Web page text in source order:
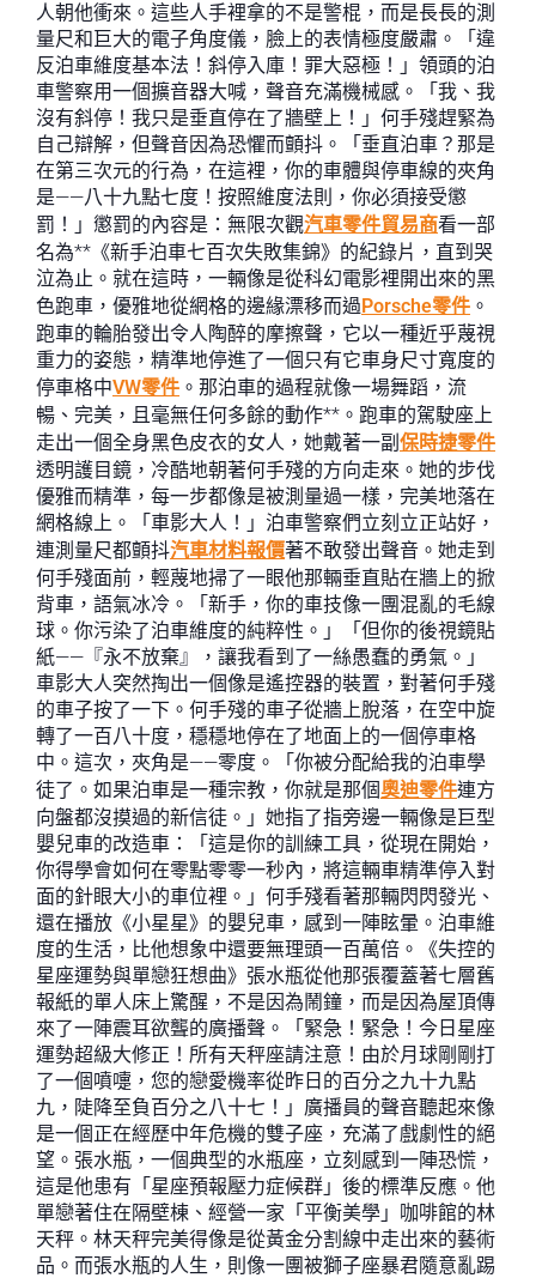
人朝他衝來。這些人手裡拿的不是警棍，而是長長的測
量尺和巨大的電子角度儀，臉上的表情極度嚴肅。「違
反泊車維度基本法！斜停入庫！罪大惡極！」領頭的泊
車警察用一個擴音器大喊，聲音充滿機械感。「我、我
沒有斜停！我只是垂直停在了牆壁上！」何手殘趕緊為
自己辯解，但聲音因為恐懼而顫抖。「垂直泊車？那是
在第三次元的行為，在這裡，你的車體與停車線的夾角
是——八十九點七度！按照維度法則，你必須接受懲
罰！」懲罰的內容是：無限次觀汽車零件貿易商看一部
名為**《新手泊車七百次失敗集錦》的紀錄片，直到哭
泣為止。就在這時，一輛像是從科幻電影裡開出來的黑
色跑車，優雅地從網格的邊緣漂移而過Porsche零件 。
跑車的輪胎發出令人陶醉的摩擦聲，它以一種近乎蔑視
重力的姿態，精準地停進了一個只有它車身尺寸寬度的
停車格中VW零件 。那泊車的過程就像一場舞蹈，流
暢、完美，且毫無任何多餘的動作**。跑車的駕駛座上
走出一個全身黑色皮衣的女人，她戴著一副 保時捷零件
透明護目鏡，冷酷地朝著何手殘的方向走來。她的步伐
優雅而精準，每一步都像是被測量過一樣，完美地落在
網格線上。「車影大人！」泊車警察們立刻立正站好，
連測量尺都顫抖汽車材料報價著不敢發出聲音。她走到
何手殘面前，輕蔑地掃了一眼他那輛垂直貼在牆上的掀
背車，語氣冰冷。「新手，你的車技像一團混亂的毛線
球。你污染了泊車維度的純粹性。」「但你的後視鏡貼
紙——『永不放棄』，讓我看到了一絲愚蠢的勇氣。」
車影大人突然掏出一個像是遙控器的裝置，對著何手殘
的車子按了一下。何手殘的車子從牆上脫落，在空中旋
轉了一百八十度，穩穩地停在了地面上的一個停車格
中。這次，夾角是——零度。「你被分配給我的泊車學
徒了。如果泊車是一種宗教，你就是那個奧迪零件連方
向盤都沒摸過的新信徒。」她指了指旁邊一輛像是巨型
嬰兒車的改造車：「這是你的訓練工具，從現在開始，
你得學會如何在零點零零一秒內，將這輛車精準停入對
面的針眼大小的車位裡。」何手殘看著那輛閃閃發光、
還在播放《小星星》的嬰兒車，感到一陣眩暈。泊車維
度的生活，比他想象中還要無理頭一百萬倍。《失控的
星座運勢與單戀狂想曲》張水瓶從他那張覆蓋著七層舊
報紙的單人床上驚醒，不是因為鬧鐘，而是因為屋頂傳
來了一陣震耳欲聾的廣播聲。「緊急！緊急！今日星座
運勢超級大修正！所有天秤座請注意！由於月球剛剛打
了一個噴嚏，您的戀愛機率從昨日的百分之九十九點
九，陡降至負百分之八十七！」廣播員的聲音聽起來像
是一個正在經歷中年危機的雙子座，充滿了戲劇性的絕
望。張水瓶，一個典型的水瓶座，立刻感到一陣恐慌，
這是他患有「星座預報壓力症候群」後的標準反應。他
單戀著住在隔壁棟、經營一家「平衡美學」咖啡館的林
天秤。林天秤完美得像是從黃金分割線中走出來的藝術
品。而張水瓶的人生，則像一團被獅子座暴君隨意亂踢